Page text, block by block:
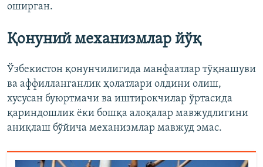
оширган.
Қонуний механизмлар йўқ
Ўзбекистон қонунчилигида манфаатлар тўқнашуви
ва аффилланганлик ҳолатлари олдини олиш,
хусусан буюртмачи ва иштирокчилар ўртасида
қариндошлик ёки бошқа алоқалар мавжудлигини
аниқлаш бўйича механизмлар мавжуд эмас.